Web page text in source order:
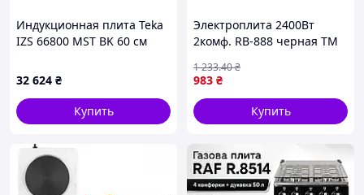
Индукционная плита Teka
IZS 66800 MST BK 60 см
32 624 ₴
Купить
Электроплита 2400Вт
2комф. RB-888 черная ТМ
983 ₴
1 233.40₴
Купить